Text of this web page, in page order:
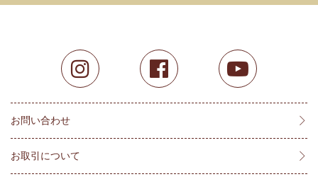
お問い合わせ
お取引について